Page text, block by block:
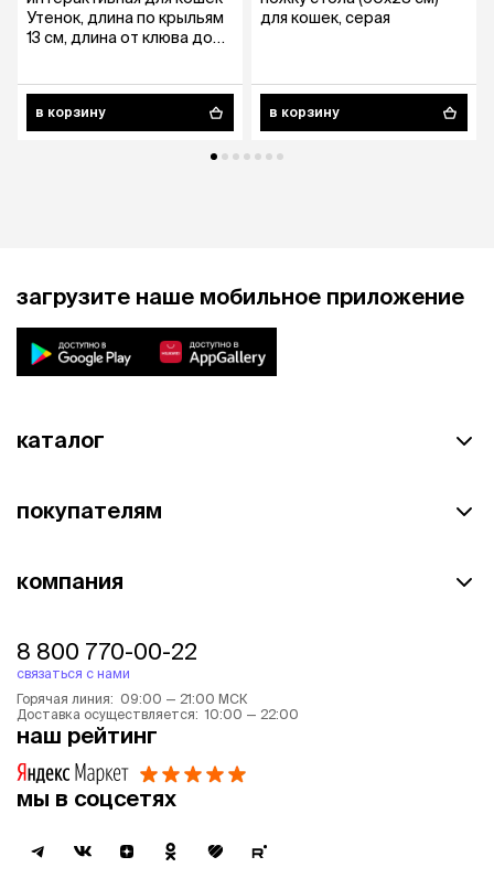
Утенок, длина по крыльям
13 см, длина от клюва до
в корзину
для кошек, серая
в корзину
загрузите наше мобильное приложение
каталог
покупателям
компания
8 800 770-00-22
связаться с нами
Горячая линия: 09:00 — 21:00 МСК
Доставка осуществляется: 10:00 — 22:00
наш рейтинг
мы в соцсетях